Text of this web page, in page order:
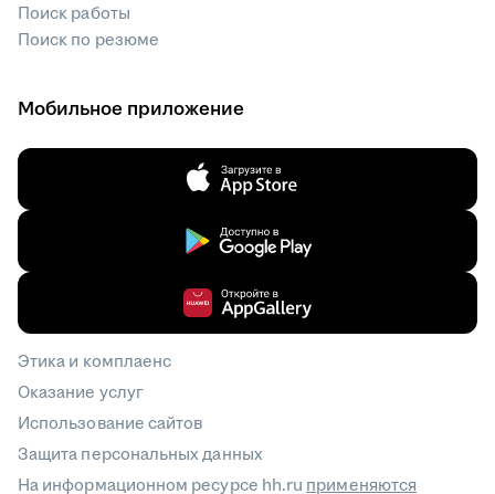
Поиск работы
Поиск по резюме
Мобильное приложение
Этика и комплаенс
Оказание услуг
Использование сайтов
Защита персональных данных
На информационном ресурсе hh.ru применяются